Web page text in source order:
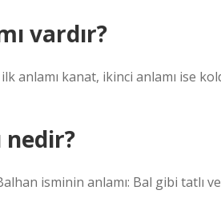
vardır?
anlamı kanat, ikinci anlamı ise
nedir?
isminin anlamı: Bal gibi tatlı